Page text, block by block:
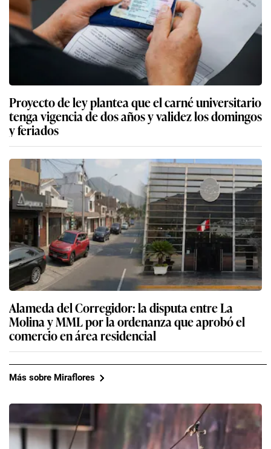
Proyecto de ley plantea que el carné universitario
tenga vigencia de dos años y validez los domingos
y feriados
Alameda del Corregidor: la disputa entre La
Molina y MML por la ordenanza que aprobó el
comercio en área residencial
Más sobre Miraflores